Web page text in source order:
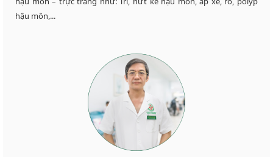
hậu môn,...